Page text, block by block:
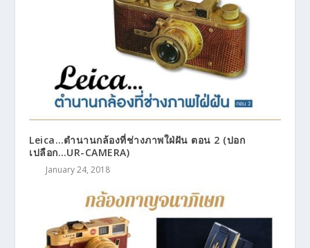
Leica…ตำนานกล้องที่ช่างภาพใฝ่ฝัน ตอน 2 (ปอก
เปลือก…UR-CAMERA)
January 24, 2018